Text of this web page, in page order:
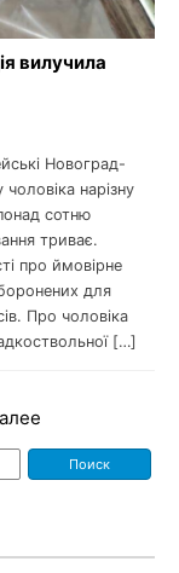
вилучила
Новоград-
нарізну
сотню
триває.
про ймовірне
для
Про чоловіка
[…]